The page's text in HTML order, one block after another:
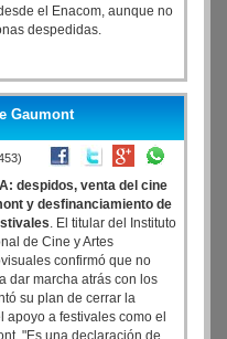
el Enacom, aunque no
despedidas.
Gaumont
despidos, venta del cine
y desfinanciamiento de
. El titular del Instituto
de Cine y Artes
confirmó que no
dar marcha atrás con los
su plan de cerrar la
a festivales como el
"Es una declaración de